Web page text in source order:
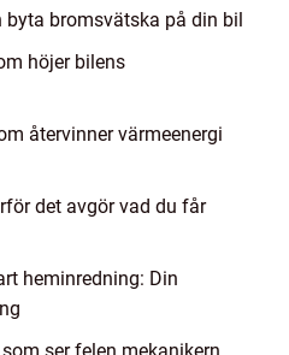
bromsvätska på din bil
höjer bilens
återvinner värmeenergi
det avgör vad du får
heminredning: Din